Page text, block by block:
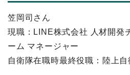
笠岡司さん
現職：LINE株式会社 人材開発
ーム マネージャー
自衛隊在職時最終役職：陸上